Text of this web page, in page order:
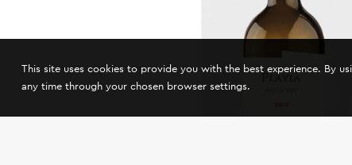
This site uses cookies to provide you with the best experience. By
any time through your chosen browser settings.